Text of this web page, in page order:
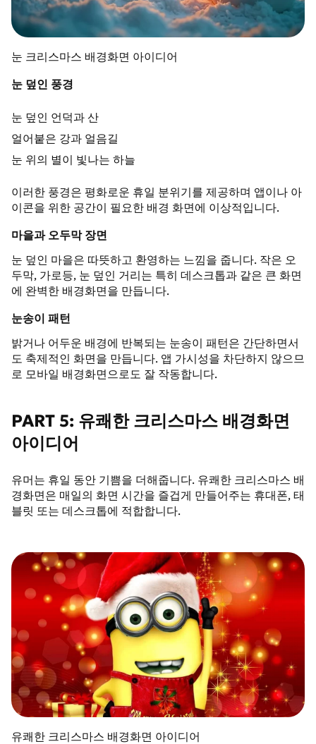
눈 크리스마스 배경화면 아이디어
눈 덮인 풍경
눈 덮인 언덕과 산
얼어붙은 강과 얼음길
눈 위의 별이 빛나는 하늘
이러한 풍경은 평화로운 휴일 분위기를 제공하며 앱이나 아
이콘을 위한 공간이 필요한 배경 화면에 이상적입니다.
마을과 오두막 장면
눈 덮인 마을은 따뜻하고 환영하는 느낌을 줍니다. 작은 오
두막, 가로등, 눈 덮인 거리는 특히 데스크톱과 같은 큰 화면
에 완벽한 배경화면을 만듭니다.
눈송이 패턴
밝거나 어두운 배경에 반복되는 눈송이 패턴은 간단하면서
도 축제적인 화면을 만듭니다. 앱 가시성을 차단하지 않으므
로 모바일 배경화면으로도 잘 작동합니다.
PART 5: 유쾌한 크리스마스 배경화면
아이디어
유머는 휴일 동안 기쁨을 더해줍니다. 유쾌한 크리스마스 배
경화면은 매일의 화면 시간을 즐겁게 만들어주는 휴대폰, 태
블릿 또는 데스크톱에 적합합니다.
유쾌한 크리스마스 배경화면 아이디어